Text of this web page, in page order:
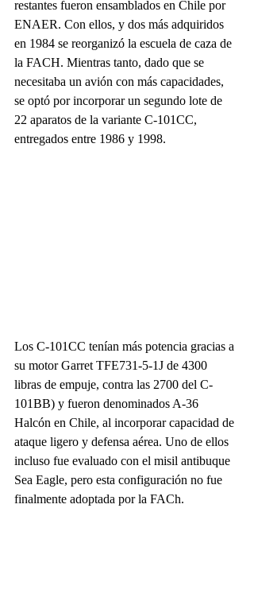
restantes fueron ensamblados en Chile por
ENAER. Con ellos, y dos más adquiridos
en 1984 se reorganizó la escuela de caza de
la FACH. Mientras tanto, dado que se
necesitaba un avión con más capacidades,
se optó por incorporar un segundo lote de
22 aparatos de la variante C-101CC,
entregados entre 1986 y 1998.
Los C-101CC tenían más potencia gracias a
su motor Garret TFE731-5-1J de 4300
libras de empuje, contra las 2700 del C-
101BB) y fueron denominados A-36
Halcón en Chile, al incorporar capacidad de
ataque ligero y defensa aérea. Uno de ellos
incluso fue evaluado con el misil antibuque
Sea Eagle, pero esta configuración no fue
finalmente adoptada por la FACh.